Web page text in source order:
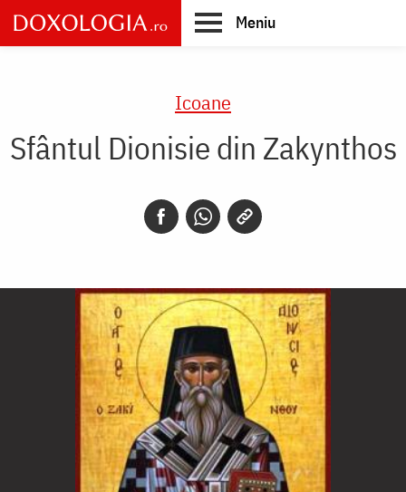
Skip
to
main
Meniu
Icoane
Sfântul Dionisie din Zakynthos